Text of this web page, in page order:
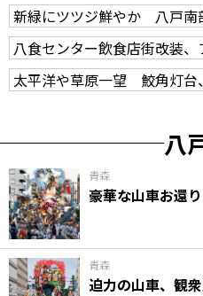
新緑にツツジ鮮やか 八戸南
八食センター飲食店街改装
太平洋や草原一望 鮫角灯台
八
青森
豪華な山車お還
青森
迫力の山車、観